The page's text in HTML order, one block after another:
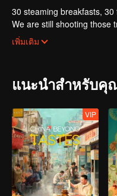
30 steaming breakfasts, 30
We are still shooting those
focus on a "good morning,
เพิ่มเติม
แนะนำสำหรับคุ
VIP